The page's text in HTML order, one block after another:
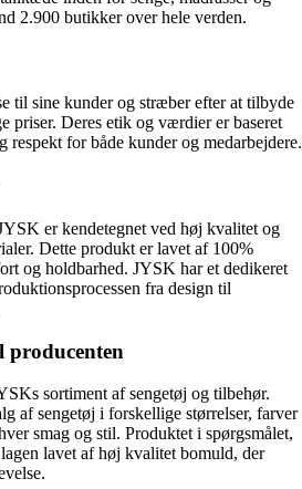
2.900 butikker over hele verden.
til sine kunder og stræber efter at tilbyde
priser. Deres etik og værdier er baseret
respekt for både kunder og medarbejdere.
er kendetegnet ved høj kvalitet og
Dette produkt er lavet af 100%
og holdbarhed. JYSK har et dedikeret
fra design til
producenten
sortiment af sengetøj og tilbehør.
af sengetøj i forskellige størrelser, farver
smag og stil. Produktet i spørgsmålet,
lavet af høj kvalitet bomuld, der